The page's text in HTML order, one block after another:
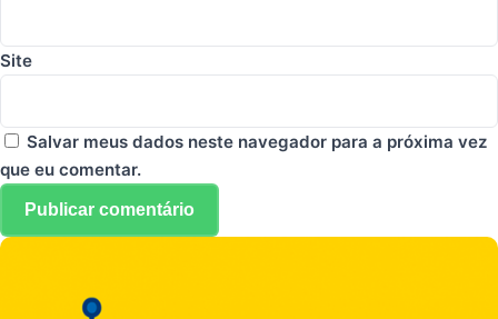
Site
Salvar meus dados neste navegador para a próxima vez
que eu comentar.